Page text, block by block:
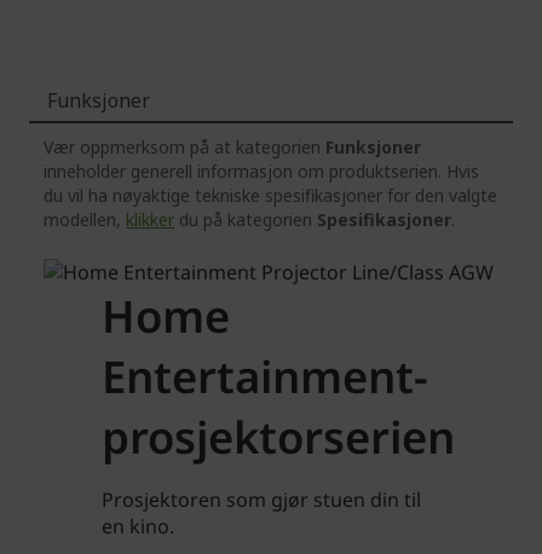
Funksjoner
Vær oppmerksom på at kategorien Funksjoner
inneholder generell informasjon om produktserien. Hvis
du vil ha nøyaktige tekniske spesifikasjoner for den valgte
modellen, klikker du på kategorien Spesifikasjoner.